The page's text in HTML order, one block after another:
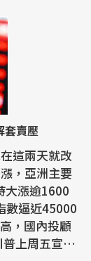
套賣壓
這兩天就改
，亞洲主要
大漲逾1600
數逼近45000
，國內投顧